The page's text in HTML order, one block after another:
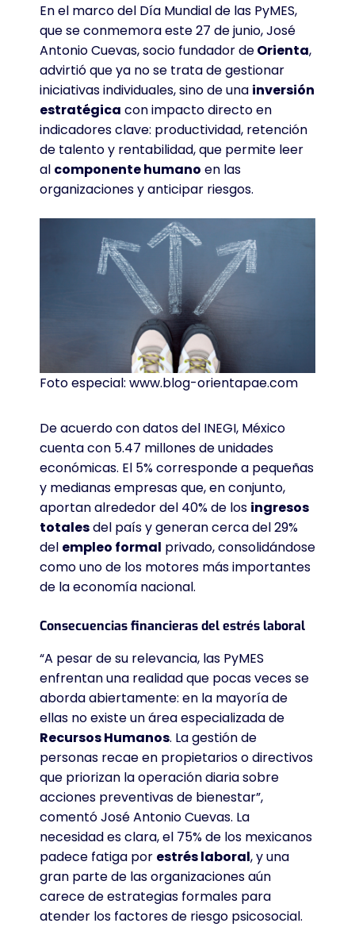
En el marco del Día Mundial de las PyMES,
que se conmemora este 27 de junio, José
Antonio Cuevas, socio fundador deOrienta,
advirtió que ya no se trata de gestionar
iniciativas individuales, sino de una inversión
estratégica con impacto directo en
indicadores clave: productividad, retención
de talento y rentabilidad, que permite leer
al componente humano en las
organizaciones y anticipar riesgos.
Foto especial: www.blog-orientapae.com
De acuerdo con datos del INEGI, México
cuenta con 5.47 millones de unidades
económicas. El 5% corresponde a pequeñas
y medianas empresas que, en conjunto,
aportan alrededor del 40% de los ingresos
totalesdel país y generan cerca del 29%
del empleo formal privado, consolidándose
como uno de los motores más importantes
de la economía nacional.
Consecuencias financieras del estrés laboral
“A pesar de su relevancia, las PyMES
enfrentan una realidad que pocas veces se
aborda abiertamente: en la mayoría de
ellas no existe un área especializada de
Recursos Humanos. La gestión de
personas recae en propietarios o directivos
que priorizan la operación diaria sobre
acciones preventivas de bienestar”,
comentó José Antonio Cuevas. La
necesidad es clara, el 75% de los mexicanos
padece fatiga por estrés laboral, y una
gran parte de las organizaciones aún
carece de estrategias formales para
atender los factores de riesgo psicosocial.